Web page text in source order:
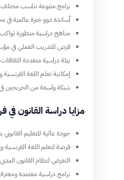
برامج متنوعة تناسب
أساتذة ذوو خبرة عالمية في
مناهج دراسية متطورة تواكب
فرص للتدريب العملي في
بيئة دراسية متعددة الثقافات
إمكانية تعلم اللغة الفرنسية
شبكة واسعة من الخريجين
مزايا دراسة القانون في
جودة عالية للتعليم القانوني
فرصة لتعلم اللغة الفرنسية
التعرض لنظام القانون
برامج دراسية معتمدة